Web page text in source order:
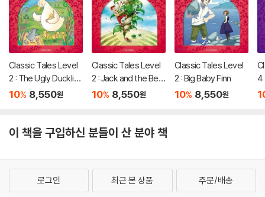
Classic Tales Level
2 : The Ugly Ducklin
g
10% 8,550원
Classic Tales Level
2 : Jack and the Bea
nstalk
10% 8,550원
Classic Tales Level
2 : Big Baby Finn
10% 8,550원
4
이 책을 구입하신 분들이 산 분야 책
로그인 최근 본 상품 주문/배송